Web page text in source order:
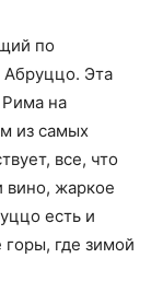
по
Эта
Рима на
из самых
все, что
вино, жаркое
есть и
где зимой